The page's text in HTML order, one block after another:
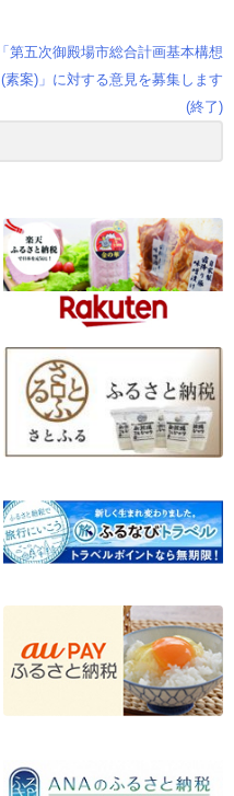
「第五次御殿場市総合計画基本構想
(素案)」に対する意見を募集します
(終了)